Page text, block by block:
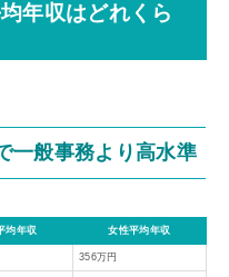
年収はどれくら
一般事務より高水準
均年収 女性平均年収
356万円